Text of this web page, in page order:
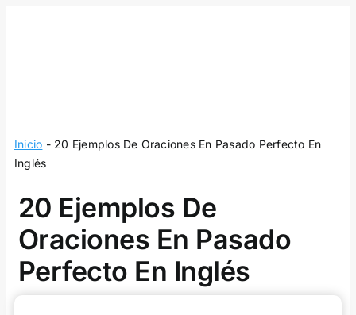
Inicio - 20 Ejemplos De Oraciones En Pasado Perfecto En
Inglés
20 Ejemplos De
Oraciones En Pasado
Perfecto En Inglés